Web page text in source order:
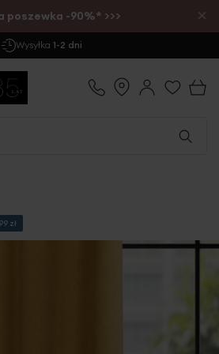
poszewka -90%* >>> ×
Dostawajuż od 299 zł
zł